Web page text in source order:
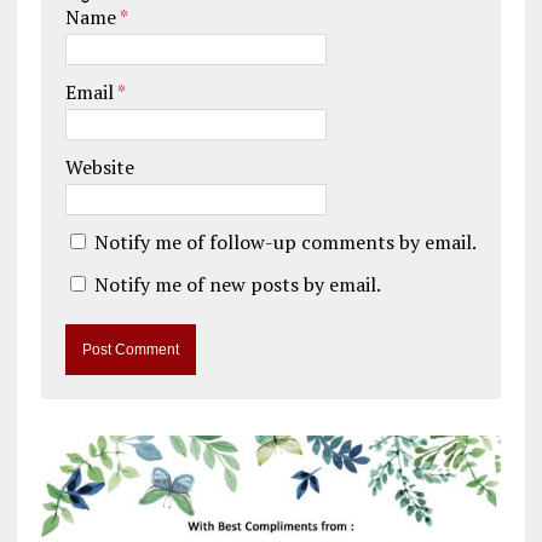
Name*
Email*
Website
Notify me of follow-up comments by email.
Notify me of new posts by email.
t
e
r